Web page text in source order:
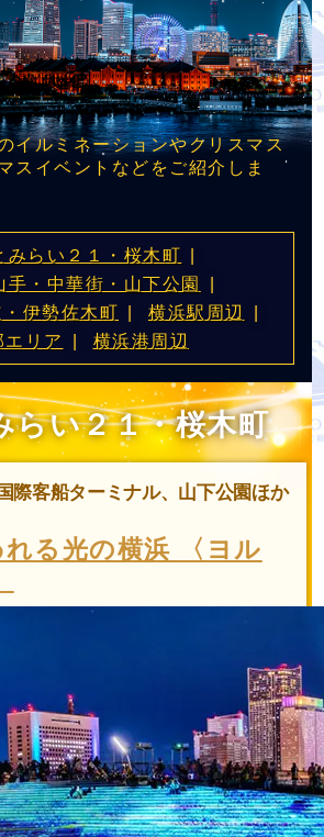
イルミネーションやクリスマス
スイベントなどをご紹介しま
みらい２１・桜木町
手・中華街・山下公園
伊勢佐木町
横浜駅周辺
エリア
横浜港周辺
らい２１・桜木町
際客船ターミナル、山下公園ほか
る光の横浜 〈ヨル